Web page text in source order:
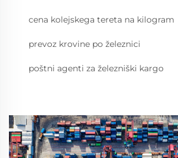
cena kolejskega tereta na kilogram
prevoz krovine po železnici
poštni agenti za železniški kargo